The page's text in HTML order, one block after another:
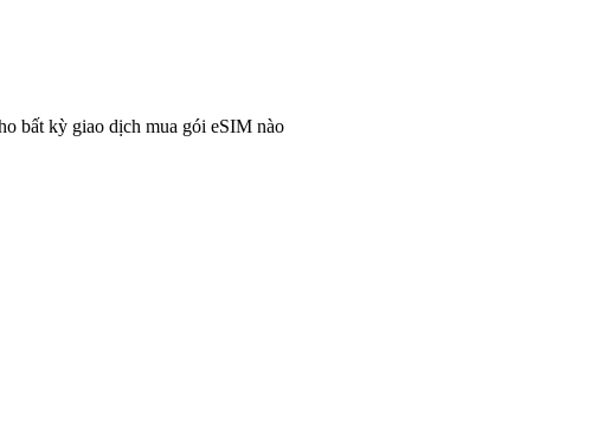
bất kỳ giao dịch mua gói eSIM nào